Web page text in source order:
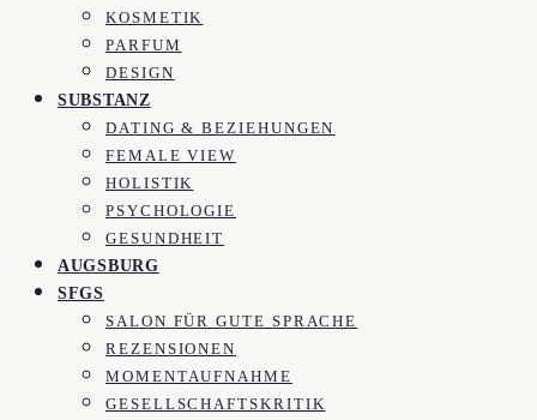
KOSMETIK
PARFUM
DESIGN
SUBSTANZ
DATING & BEZIEHUNGEN
FEMALE VIEW
HOLISTIK
PSYCHOLOGIE
GESUNDHEIT
AUGSBURG
SFGS
SALON FÜR GUTE SPRACHE
REZENSIONEN
MOMENTAUFNAHME
GESELLSCHAFTSKRITIK